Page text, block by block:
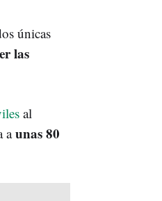
únicas
las
al
aunas 80